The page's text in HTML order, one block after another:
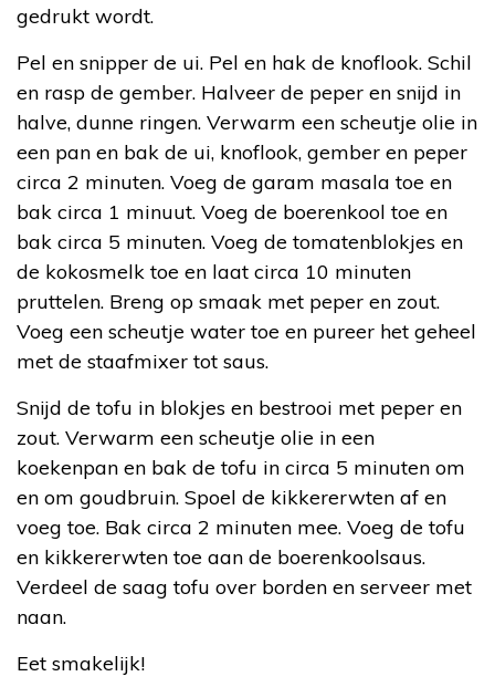
gedrukt wordt.
Pel en snipper de ui. Pel en hak de knoflook. Schil
en rasp de gember. Halveer de peper en snijd in
halve, dunne ringen. Verwarm een scheutje olie in
een pan en bak de ui, knoflook, gember en peper
circa 2 minuten. Voeg de garam masala toe en
bak circa 1 minuut. Voeg de boerenkool toe en
bak circa 5 minuten. Voeg de tomatenblokjes en
de kokosmelk toe en laat circa 10 minuten
pruttelen. Breng op smaak met peper en zout.
Voeg een scheutje water toe en pureer het geheel
met de staafmixer tot saus.
Snijd de tofu in blokjes en bestrooi met peper en
zout. Verwarm een scheutje olie in een
koekenpan en bak de tofu in circa 5 minuten om
en om goudbruin. Spoel de kikkererwten af en
voeg toe. Bak circa 2 minuten mee. Voeg de tofu
en kikkererwten toe aan de boerenkoolsaus.
Verdeel de saag tofu over borden en serveer met
naan.
Eet smakelijk!